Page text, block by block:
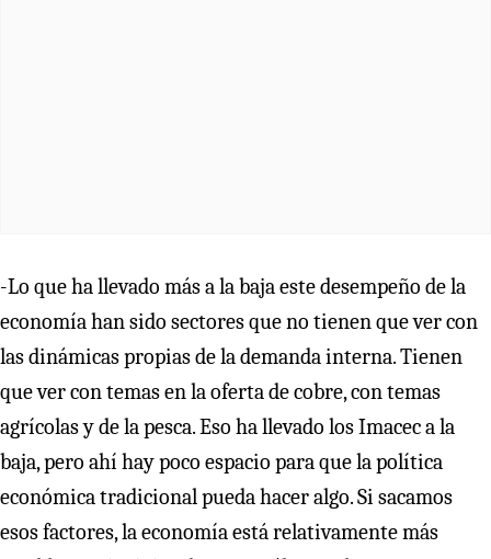
-Lo que ha llevado más a la baja este desempeño de la
economía han sido sectores que no tienen que ver con
las dinámicas propias de la demanda interna. Tienen
que ver con temas en la oferta de cobre, con temas
agrícolas y de la pesca. Eso ha llevado los Imacec a la
baja, pero ahí hay poco espacio para que la política
económica tradicional pueda hacer algo. Si sacamos
esos factores, la economía está relativamente más